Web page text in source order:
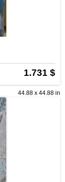
1.731 $
44.88 x 44.88 in